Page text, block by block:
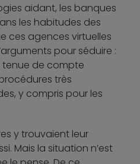
aidant, les banques
les habitudes des
ces agences virtuelles
pour séduire :
tenue de compte
très
y compris pour les
y trouvaient leur
Mais la situation n’est